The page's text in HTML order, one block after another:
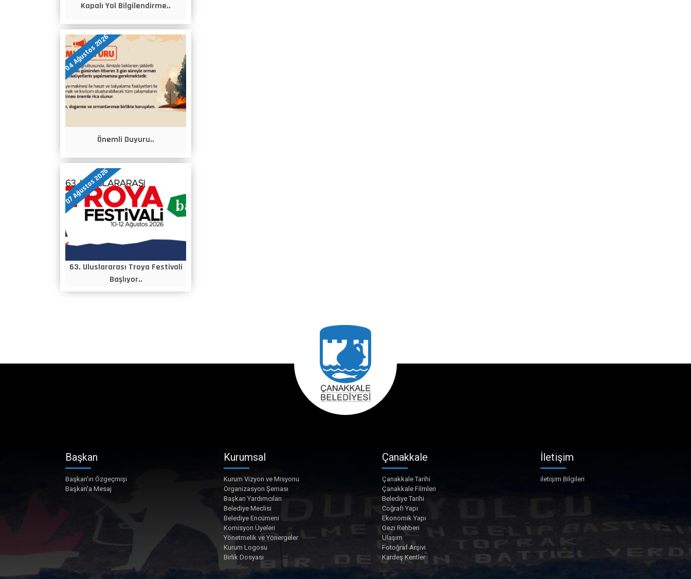
Kapalı Yol Bilgilendirme..
04 Ağustos 2026
Önemli Duyuru..
07 Ağustos 2026
63. Uluslararası Troya Festivali
Başlıyor..
Başkan
Başkan'ın Özgeçmişi
Başkan'a Mesaj
Kurumsal
Kurum Vizyon ve Misyonu
Organizasyon Şeması
Başkan Yardımcıları
Belediye Meclisi
Belediye Encümeni
Komisyon Üyeleri
Yönetmelik ve Yönergeler
Kurum Logosu
Birlik Dosyası
Çanakkale
Çanakkale Tarihi
Çanakkale Filmleri
Belediye Tarihi
Coğrafi Yapı
Ekonomik Yapı
Gezi Rehberi
Ulaşım
Fotoğraf Arşivi
Kardeş Kentler
İletişim
iletişim Bilgileri